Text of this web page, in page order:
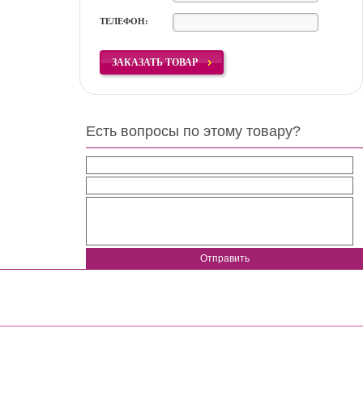
Пивной праздник.
ТЕЛЕФОН:
ЗАКАЗАТЬ ТОВАР
Есть вопросы по этому товару?
Отправить